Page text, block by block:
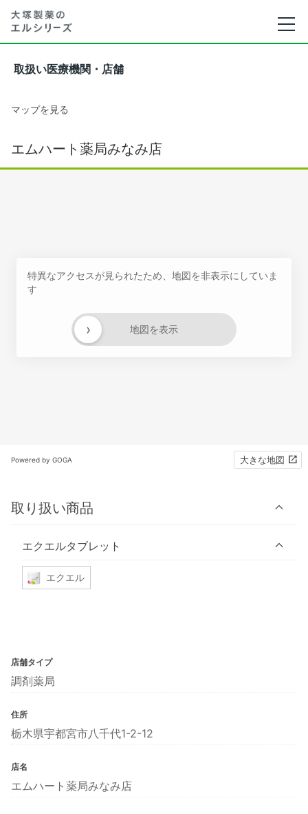
取扱い医療機関・店舗
マップを見る
エムハート薬局みなみ店
特異なアクセスが見られたため、地図を非表示にしていま
す
地図を表示
›
Powered by GOGA 大きな地図
取り扱い商品
エクエルタブレット
エクエル
店舗タイプ
調剤薬局
住所
栃木県宇都宮市八千代1-2-12
店名
エムハート薬局みなみ店